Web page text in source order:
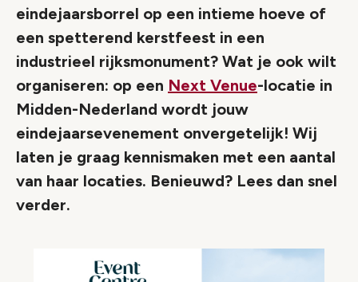
eindejaarsborrel op een intieme hoeve of
een spetterend kerstfeest in een
industrieel rijksmonument? Wat je ook wilt
organiseren: op een Next Venue-locatie in
Midden-Nederland wordt jouw
eindejaarsevenement onvergetelijk! Wij
laten je graag kennismaken met een aantal
van haar locaties. Benieuwd? Lees dan snel
verder.